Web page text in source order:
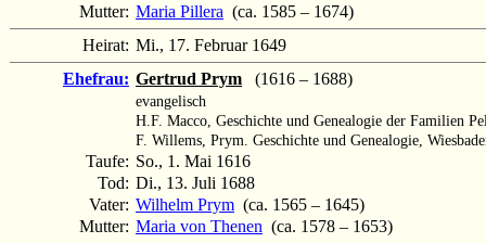
Mutter: Maria Pillera (ca. 1585 – 1674)
Heirat: Mi., 17. Februar 1649
Ehefrau: Gertrud Prym (1616 – 1688)
evangelisch
H.F. Macco, Geschichte und Genealogie der Familien
F. Willems, Prym. Geschichte und Genealogie,
Taufe: So., 1. Mai 1616
Tod: Di., 13. Juli 1688
Vater: Wilhelm Prym (ca. 1565 – 1645)
Mutter: Maria von Thenen (ca. 1578 – 1653)